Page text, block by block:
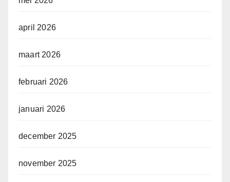
april 2026
maart 2026
februari 2026
januari 2026
december 2025
november 2025